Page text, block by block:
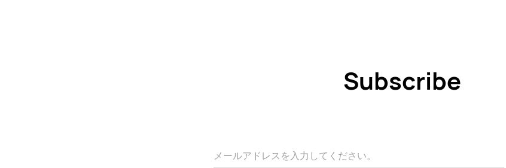
Subscribe
メールアドレスを入力してください。